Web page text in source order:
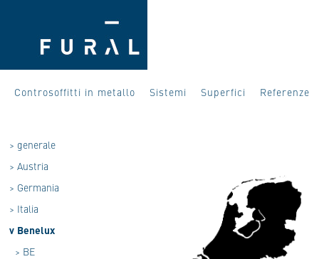
Controsoffitti in metallo Sistemi Superfici Referenze
> generale
> Austria
> Germania
> Italia
v Benelux
> BE